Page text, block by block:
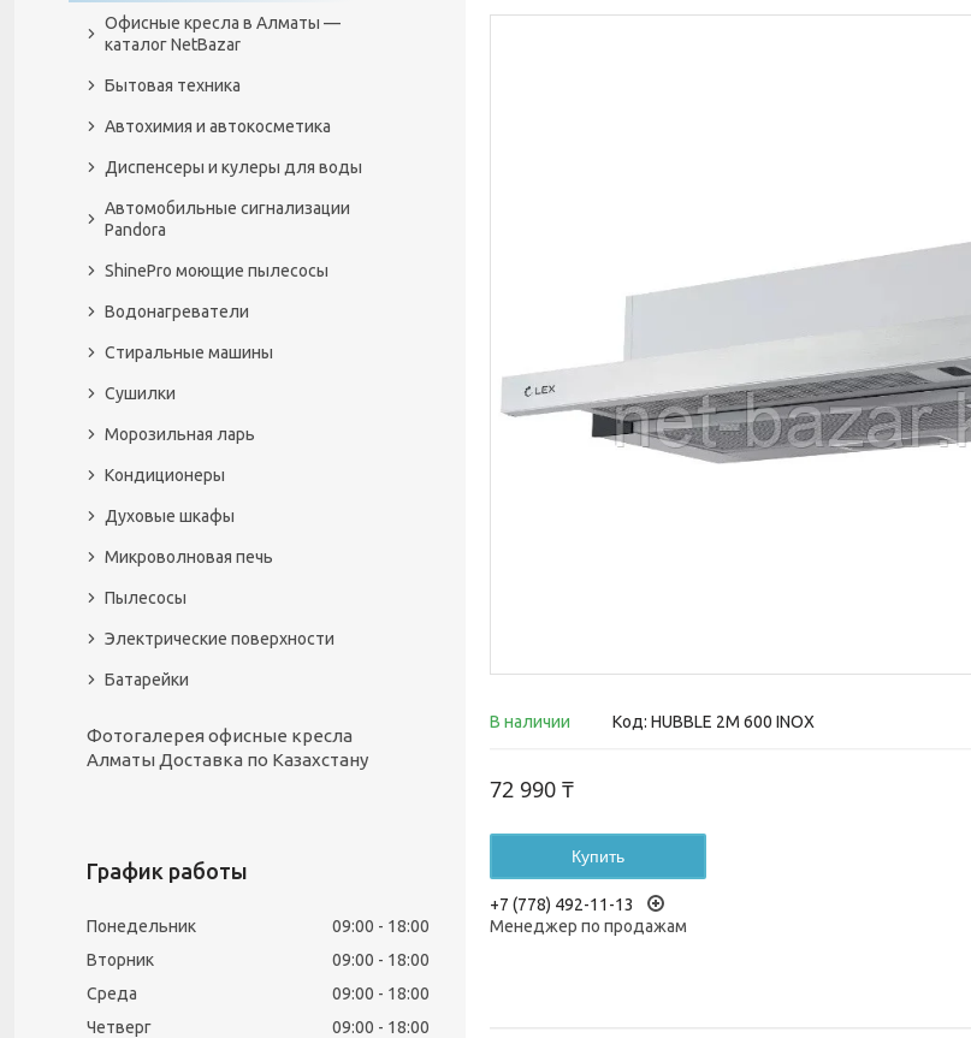
В наличии Код: HUBBLE 2M 600 INOX
72 990 ₸
Купить
+7 (778) 492-11-13
Менеджер по продажам
Офисные кресла в Алматы —
каталог NetBazar
Бытовая техника
Автохимия и автокосметика
Диспенсеры и кулеры для воды
Автомобильные сигнализации
Pandora
ShinePro моющие пылесосы
Водонагреватели
Стиральные машины
Сушилки
Морозильная ларь
Кондиционеры
Духовые шкафы
Микроволновая печь
Пылесосы
Электрические поверхности
Батарейки
Фотогалерея офисные кресла
Алматы Доставка по Казахстану
График работы
Понедельник 09:00
18:00
Вторник
09:00
18:00
Среда
09:00
18:00
Четверг
09:00
18:00